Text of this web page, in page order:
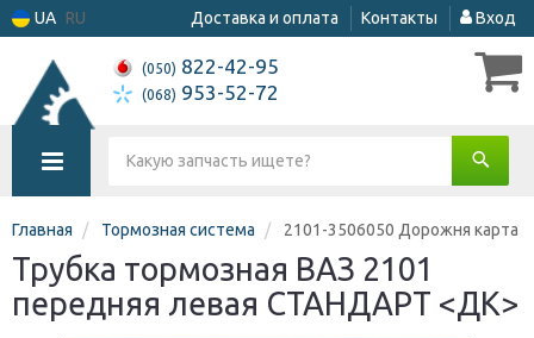
UA RU Доставка и оплата Контакты Вход
(050) 822-42-95
(068) 953-52-72
Главная Тормозная система 2101-3506050 Дорожня карта
Трубка тормозная ВАЗ 2101
передняя левая СТАНДАРТ <ДК>